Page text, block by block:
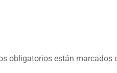
obligatorios están marcados